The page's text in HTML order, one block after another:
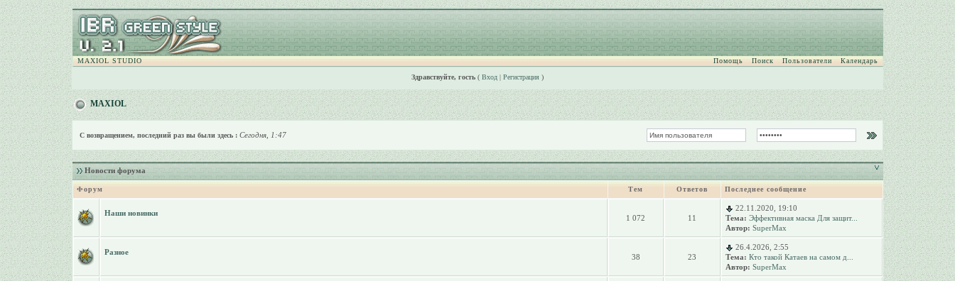
MAXIOL STUDIO Помощь Поиск Пользователи Календарь
Здравствуйте, гость( Вход| Регистрация)
MAXIOL
С возвращением, последний раз вы были здесь : Сегодня, 1:47
Новости форума
Форум Тем Ответов Последнее сообщение
Наши новинки
1 072 11
22.11.2020, 19:10
Тема: Эффективная маска Для защит...
Автор: SuperMax
Разное
38 23
26.4.2026, 2:55
Тема: Кто такой Катаев на самом д...
Автор: SuperMax